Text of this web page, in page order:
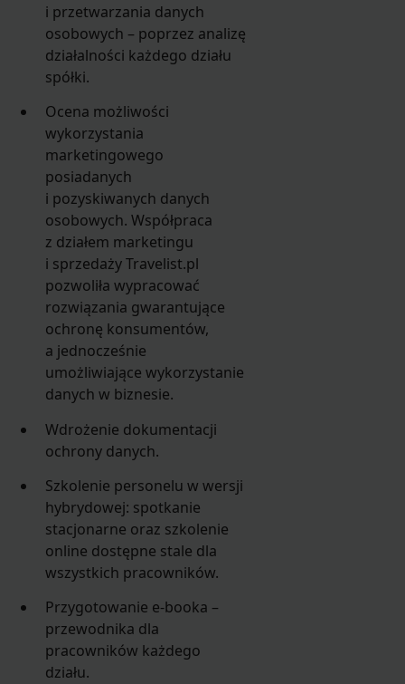
i przetwarzania danych
osobowych – poprzez analizę
działalności każdego działu
spółki.
Ocena możliwości
wykorzystania
marketingowego
posiadanych
i pozyskiwanych danych
osobowych. Współpraca
z działem marketingu
i sprzedaży Travelist.pl
pozwoliła wypracować
rozwiązania gwarantujące
ochronę konsumentów,
a jednocześnie
umożliwiające wykorzystanie
danych w biznesie.
Wdrożenie dokumentacji
ochrony danych.
Szkolenie personelu w wersji
hybrydowej: spotkanie
stacjonarne oraz szkolenie
online dostępne stale dla
wszystkich pracowników.
Przygotowanie e-booka –
przewodnika dla
pracowników każdego
działu.